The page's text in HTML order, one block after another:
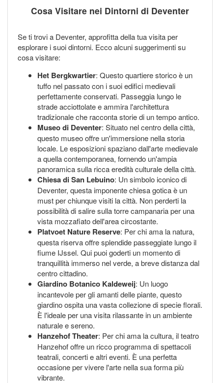
Cosa Visitare nei Dintorni di Deventer
Se ti trovi a Deventer, approfitta della tua visita per
esplorare i suoi dintorni. Ecco alcuni suggerimenti su
cosa visitare:
Het Bergkwartier: Questo quartiere storico è un
tuffo nel passato con i suoi edifici medievali
perfettamente conservati. Passeggia lungo le
strade acciottolate e ammira l'architettura
tradizionale che racconta storie di un tempo antico.
Museo di Deventer: Situato nel centro della città,
questo museo offre un'immersione nella storia
locale. Le esposizioni spaziano dall'arte medievale
a quella contemporanea, fornendo un'ampia
panoramica sulla ricca eredità culturale della città.
Chiesa di San Lebuino: Un simbolo iconico di
Deventer, questa imponente chiesa gotica è un
must per chiunque visiti la città. Non perderti la
possibilità di salire sulla torre campanaria per una
vista mozzafiato dell'area circostante.
Platvoet Nature Reserve: Per chi ama la natura,
questa riserva offre splendide passeggiate lungo il
fiume IJssel. Qui puoi goderti un momento di
tranquillità immerso nel verde, a breve distanza dal
centro cittadino.
Giardino Botanico Kaldeweij: Un luogo
incantevole per gli amanti delle piante, questo
giardino ospita una vasta collezione di specie florali.
È l'ideale per una visita rilassante in un ambiente
naturale e sereno.
Hanzehof Theater: Per chi ama la cultura, il teatro
Hanzehof offre un ricco programma di spettacoli
teatrali, concerti e altri eventi. È una perfetta
occasione per vivere l'arte nella sua forma più
vibrante.